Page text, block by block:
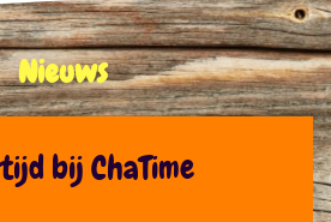
Nieuws
bij ChaTime